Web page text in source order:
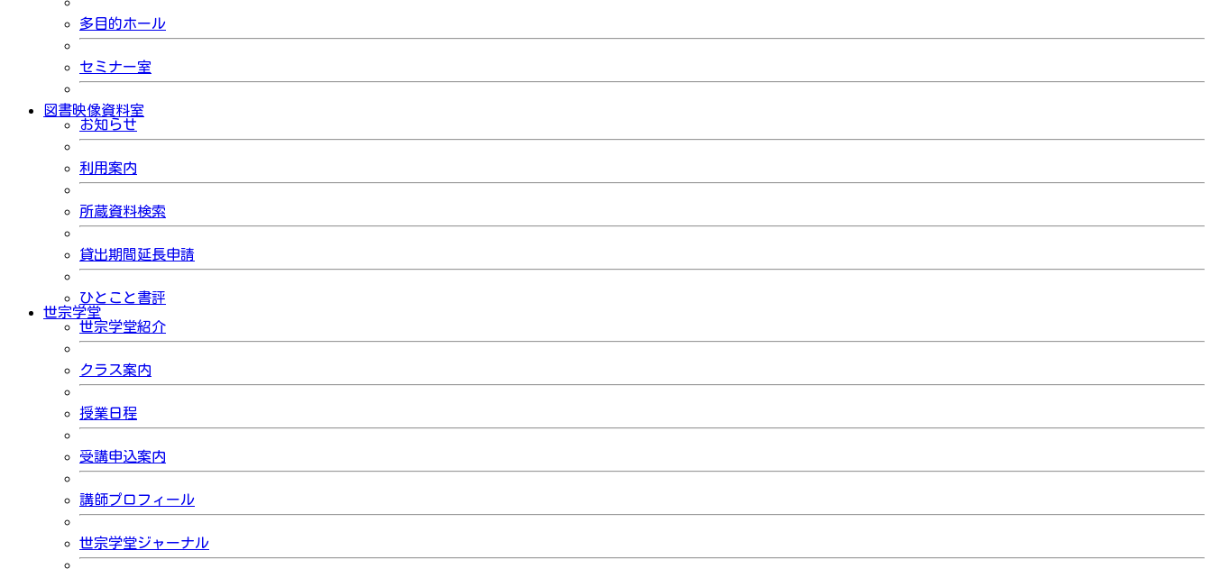
多目的ホール
セミナー室
図書映像資料室
お知らせ
利用案内
所蔵資料検索
貸出期間延長申請
ひとこと書評
世宗学堂
世宗学堂紹介
クラス案内
授業日程
受講申込案内
講師プロフィール
世宗学堂ジャーナル